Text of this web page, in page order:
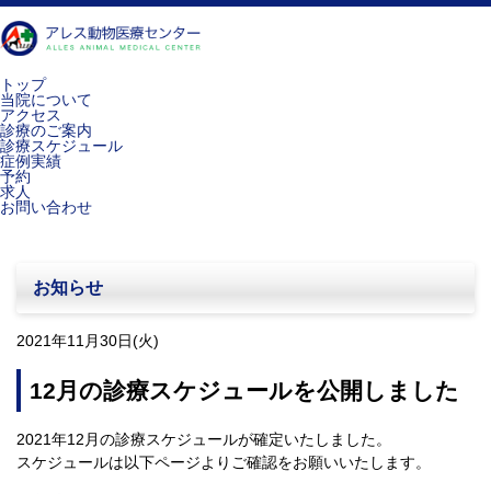
トップ
当院について
アクセス
診療のご案内
診療スケジュール
症例実績
予約
求人
お問い合わせ
お知らせ
2021年11月30日(火)
12月の診療スケジュールを公開しました
2021年12月の診療スケジュールが確定いたしました。
スケジュールは以下ページよりご確認をお願いいたします。